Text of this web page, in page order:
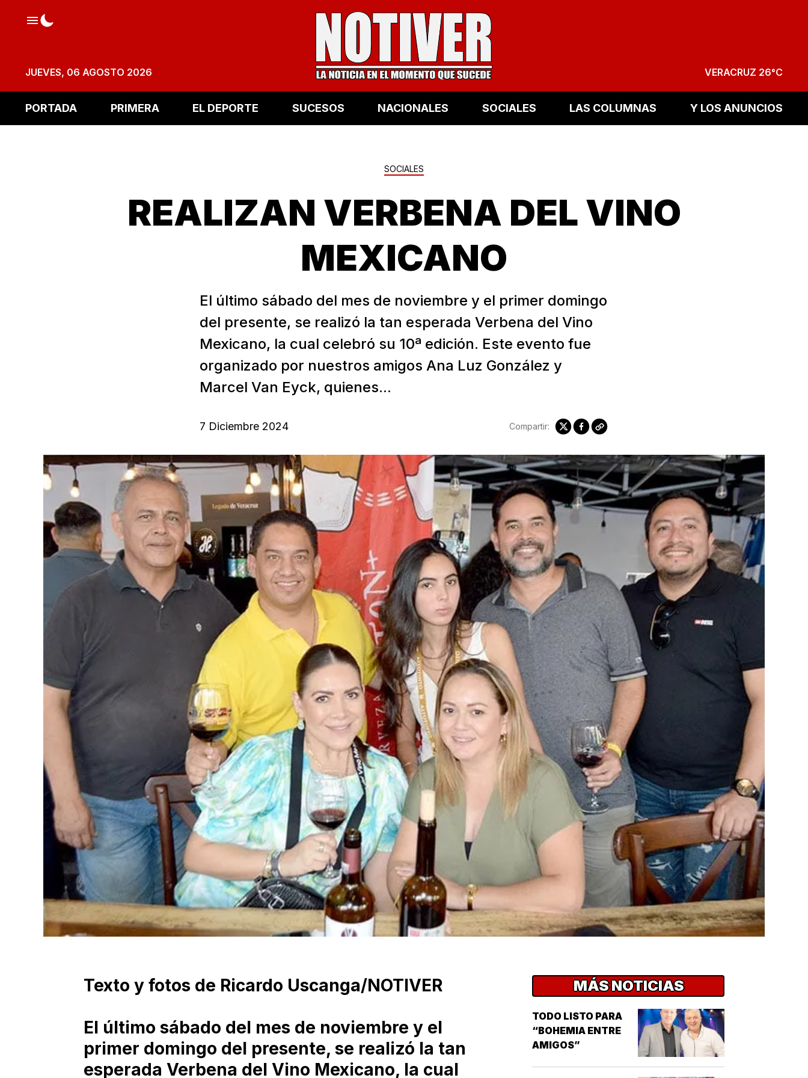
JUEVES, 06 AGOSTO 2026 VERACRUZ 26°C
PORTADA PRIMERA EL DEPORTE SUCESOS NACIONALES SOCIALES LAS COLUMNAS Y LOS ANUNCIOS
SOCIALES
REALIZAN VERBENA DEL VINO
MEXICANO
El último sábado del mes de noviembre y el primer domingo
del presente, se realizó la tan esperada Verbena del Vino
Mexicano, la cual celebró su 10ª edición. Este evento fue
organizado por nuestros amigos Ana Luz González y
Marcel Van Eyck, quienes...
7 Diciembre 2024 Compartir:
Texto y fotos de Ricardo Uscanga/NOTIVER
El último sábado del mes de noviembre y el
primer domingo del presente, se realizó la tan
esperada Verbena del Vino Mexicano, la cual
MÁS NOTICIAS
TODO LISTO PARA
“BOHEMIA ENTRE
AMIGOS”